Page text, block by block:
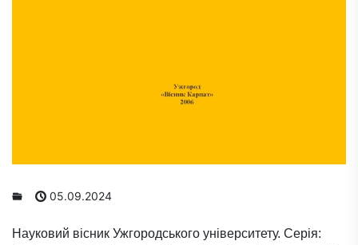
05.09.2024
Науковий вісник Ужгородського університету. Серія: